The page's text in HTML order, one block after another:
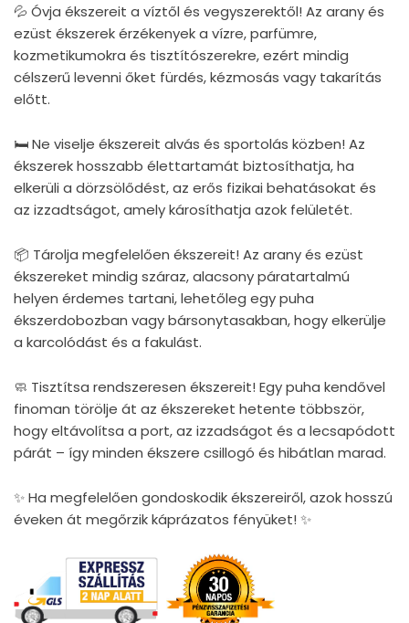
💦 Óvja ékszereit a víztől és vegyszerektől! Az arany és
ezüst ékszerek érzékenyek a vízre, parfümre,
kozmetikumokra és tisztítószerekre, ezért mindig
célszerű levenni őket fürdés, kézmosás vagy takarítás
előtt.
🛏 Ne viselje ékszereit alvás és sportolás közben! Az
ékszerek hosszabb élettartamát biztosíthatja, ha
elkerüli a dörzsölődést, az erős fizikai behatásokat és
az izzadtságot, amely károsíthatja azok felületét.
📦 Tárolja megfelelően ékszereit! Az arany és ezüst
ékszereket mindig száraz, alacsony páratartalmú
helyen érdemes tartani, lehetőleg egy puha
ékszerdobozban vagy bársonytasakban, hogy elkerülje
a karcolódást és a fakulást.
🧼 Tisztítsa rendszeresen ékszereit! Egy puha kendővel
finoman törölje át az ékszereket hetente többször,
hogy eltávolítsa a port, az izzadságot és a lecsapódott
párát – így minden ékszere csillogó és hibátlan marad.
✨ Ha megfelelően gondoskodik ékszereiről, azok hosszú
éveken át megőrzik káprázatos fényüket! ✨